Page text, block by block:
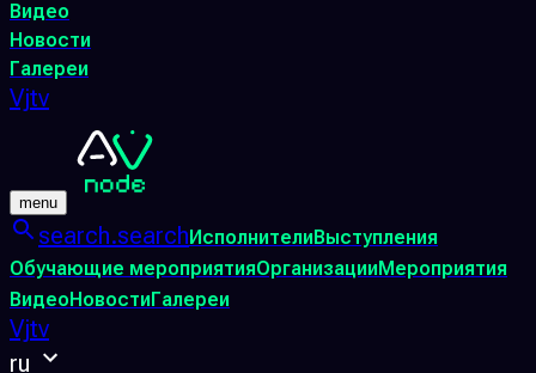
Видео
Новости
Галереи
Vjtv
menu
search.searchИсполнителиВыступления
Обучающие мероприятияОрганизацииМероприятия
ВидеоНовостиГалереи
Vjtv
ru